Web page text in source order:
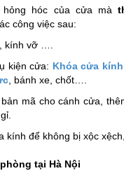
hỏng hóc của cửa mà
công việc sau:
kính vỡ ….
kiện cửa: Khóa cửa
, bánh xe, chốt….
mã cho cánh cửa,
kính để không bị xộc
tại Hà Nội